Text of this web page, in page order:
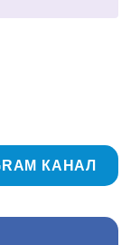
КАНАЛ